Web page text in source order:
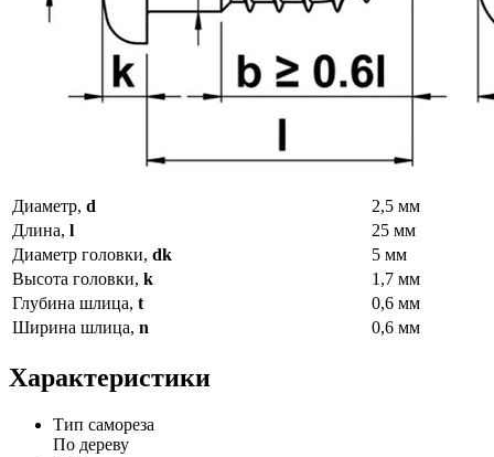
Диаметр, d
2,5 мм
Длина, l
25 мм
Диаметр головки, dk
5 мм
Высота головки, k
1,7 мм
Глубина шлица, t
0,6 мм
Ширина шлица, n 0,6 мм
Характеристики
Тип самореза
По дереву